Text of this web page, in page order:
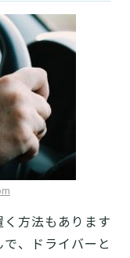
方法もあります
、ドライバーと